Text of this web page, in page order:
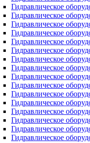
Гидравлическое
Гидравлическое
Гидравлическое
Гидравлическое
Гидравлическое
Гидравлическое
Гидравлическое
Гидравлическое
Гидравлическое
Гидравлическое
Гидравлическое
Гидравлическое
Гидравлическое
Гидравлическое
Гидравлическое
Гидравлическое